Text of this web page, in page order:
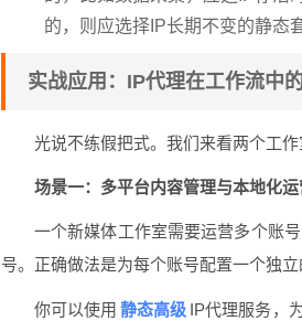
的，则应选择IP长期不变的静态
实战应用：IP代理在工作流中
光说不练假把式。我们来看两个工
场景一：多平台内容管理与本地化运
一个新媒体工作室需要运营多个账
号。正确做法是为每个账号配置一个独立
你可以使用 静态高级 IP代理服务，